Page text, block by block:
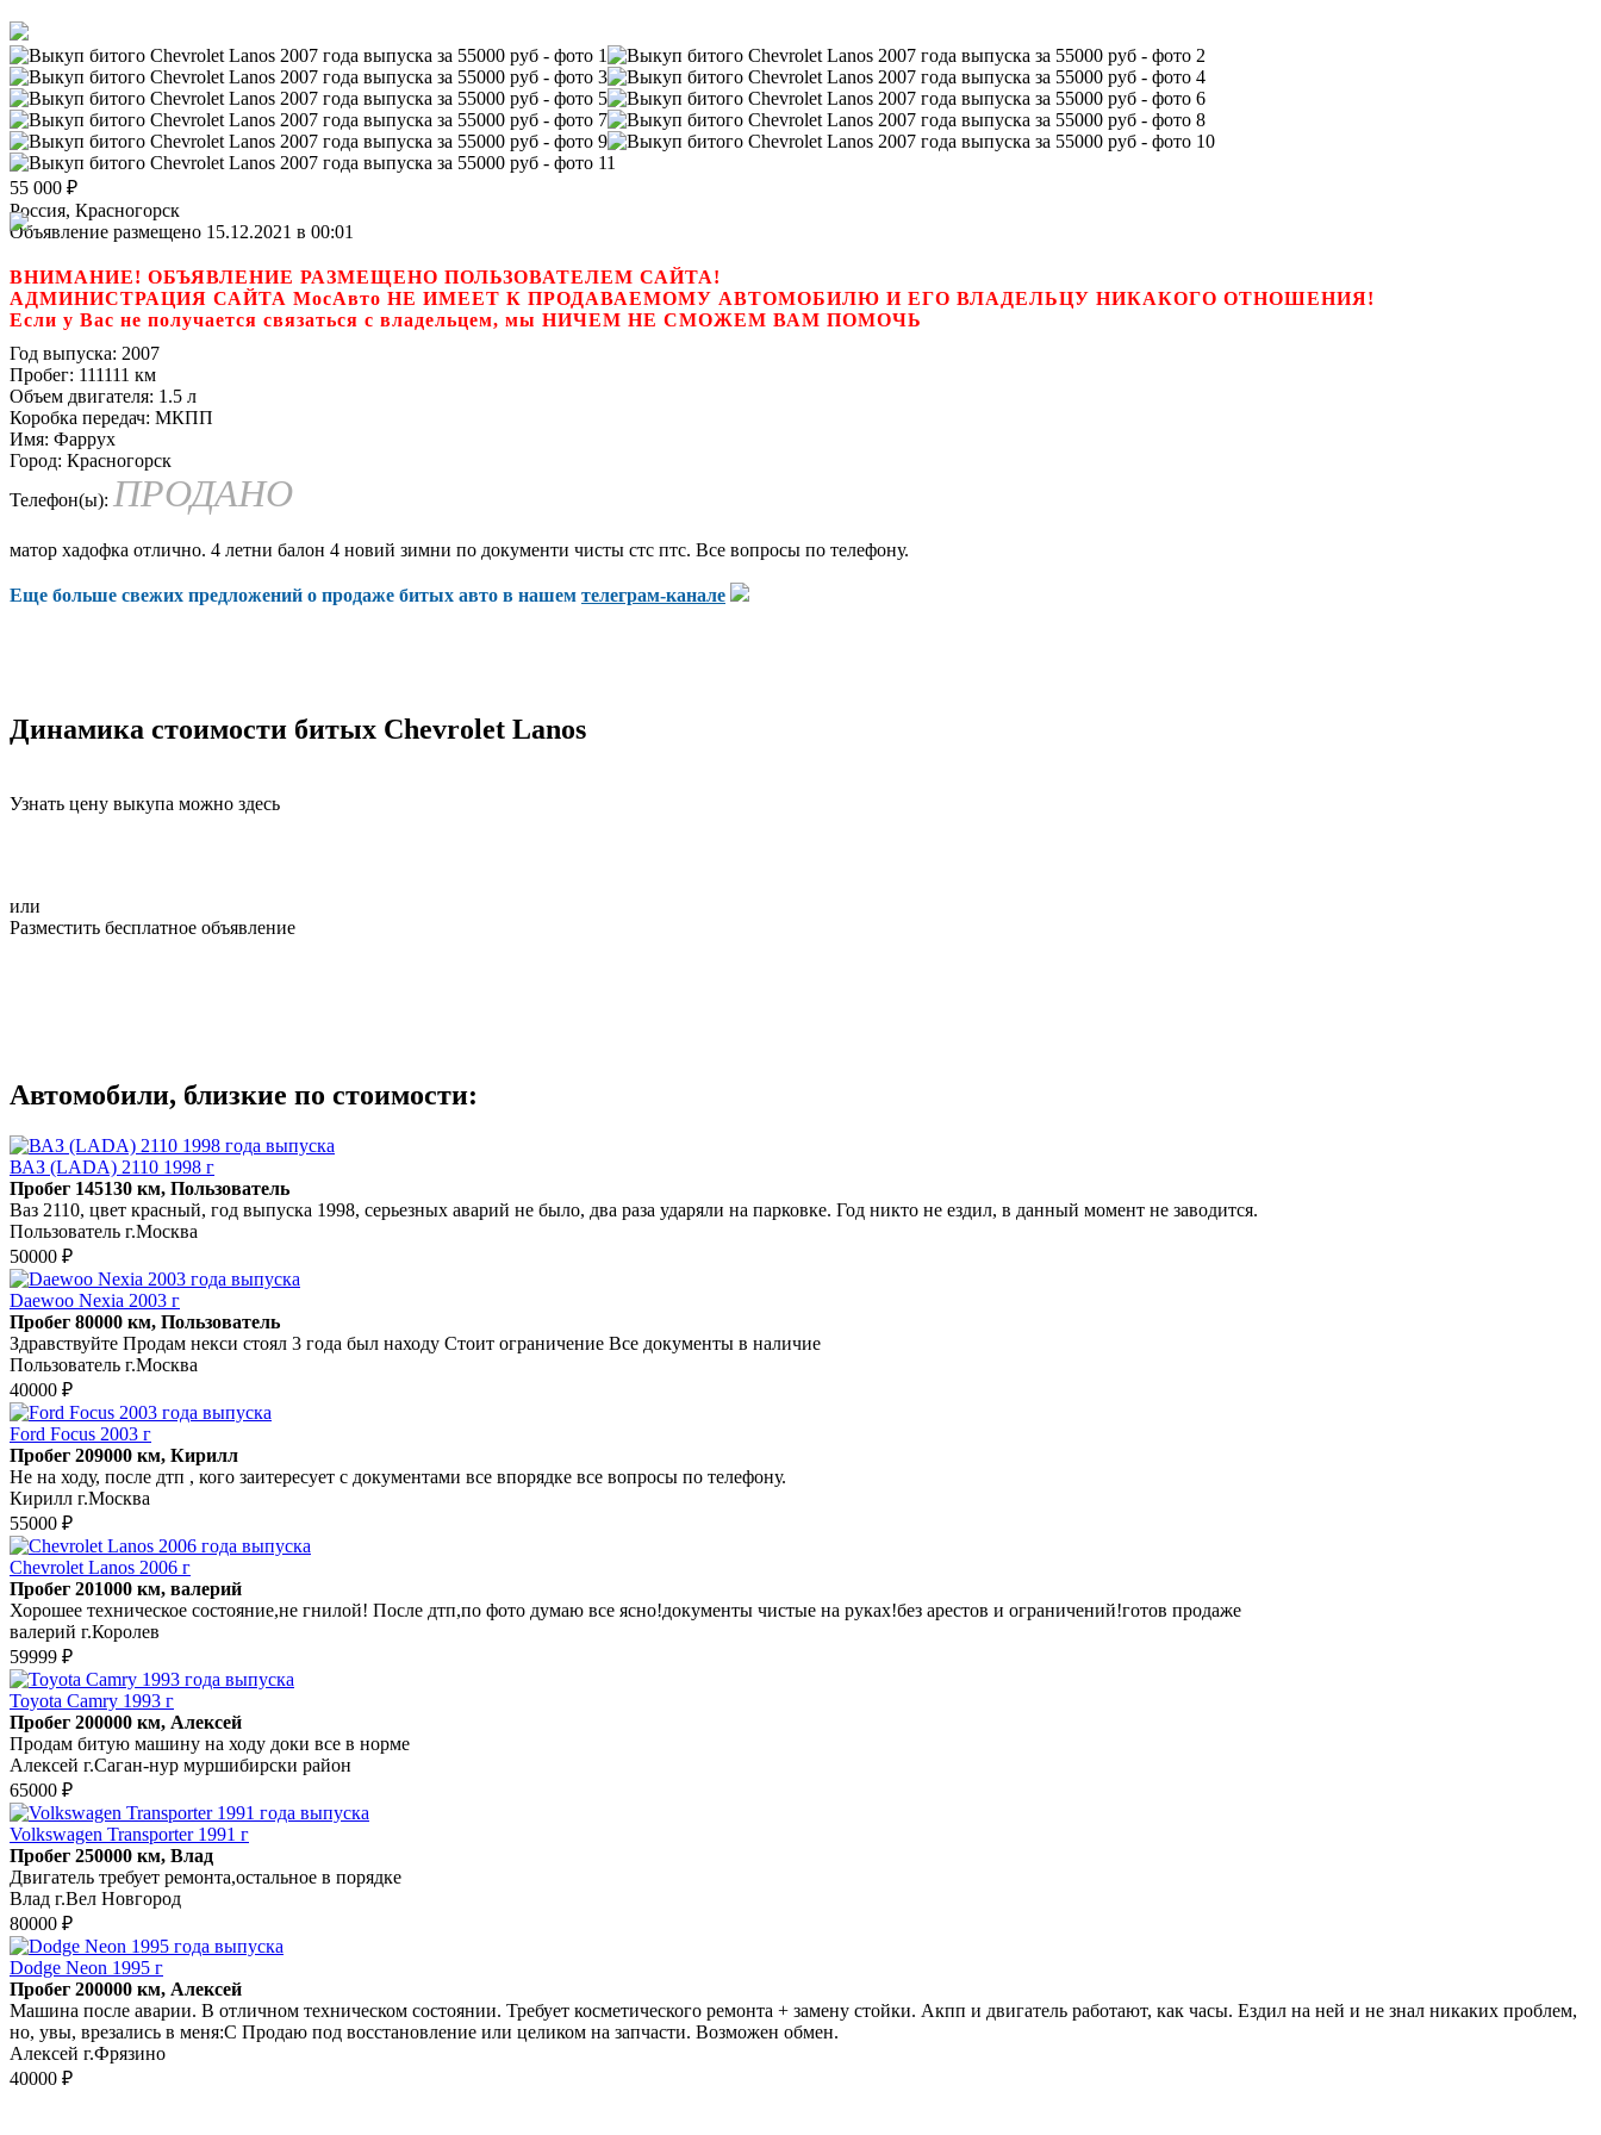
55 000 ₽
Россия, Красногорск
Объявление размещено 15.12.2021 в 00:01
ВНИМАНИЕ! ОБЪЯВЛЕНИЕ РАЗМЕЩЕНО ПОЛЬЗОВАТЕЛЕМ САЙТА!
АДМИНИСТРАЦИЯ САЙТА МосАвто НЕ ИМЕЕТ К ПРОДАВАЕМОМУ АВТОМОБИЛЮ И ЕГО ВЛАДЕЛЬЦУ НИКАКОГО ОТНОШЕНИЯ!
Если у Вас не получается связаться с владельцем, мы НИЧЕМ НЕ СМОЖЕМ ВАМ ПОМОЧЬ
Год выпуска: 2007
Пробег: 111111 км
Объем двигателя: 1.5 л
Коробка передач: МКПП
Имя: Фаррух
Город: Красногорск
Телефон(ы): ПРОДАНО
матор хадофка отлично. 4 летни балон 4 новий зимни по документи чисты стс птс. Все вопросы по телефону.
Еще больше свежих предложений о продаже битых авто в нашем телеграм-канале
Динамика стоимости битых Chevrolet Lanos
Узнать цену выкупа можно здесь
или
Разместить бесплатное объявление
Автомобили, близкие по стоимости:
ВАЗ (LADA) 2110 1998 г
Пробег 145130 км, Пользователь
Ваз 2110, цвет красный, год выпуска 1998, серьезных аварий не было, два раза ударяли на парковке. Год никто не ездил, в данный момент не заводится.
Пользователь г.Москва
50000 ₽
Daewoo Nexia 2003 г
Пробег 80000 км, Пользователь
Здравствуйте Продам некси стоял 3 года был находу Стоит ограничение Все документы в наличие
Пользователь г.Москва
40000 ₽
Ford Focus 2003 г
Пробег 209000 км, Кирилл
Не на ходу, после дтп , кого заитересует с документами все впорядке все вопросы по телефону.
Кирилл г.Москва
55000 ₽
Chevrolet Lanos 2006 г
Пробег 201000 км, валерий
Хорошее техническое состояние,не гнилой! После дтп,по фото думаю все ясно!документы чистые на руках!без арестов и ограничений!готов продаже
валерий г.Королев
59999 ₽
Toyota Camry 1993 г
Пробег 200000 км, Алексей
Продам битую машину на ходу доки все в норме
Алексей г.Саган-нур муршибирски район
65000 ₽
Volkswagen Transporter 1991 г
Пробег 250000 км, Влад
Двигатель требует ремонта,остальное в порядке
Влад г.Вел Новгород
80000 ₽
Dodge Neon 1995 г
Пробег 200000 км, Алексей
Машина после аварии. В отличном техническом состоянии. Требует косметического ремонта + замену стойки. Акпп и двигатель работают, как часы. Ездил на ней и не знал никаких проблем,
но, увы, врезались в меня:С Продаю под восстановление или целиком на запчасти. Возможен обмен.
Алексей г.Фрязино
40000 ₽